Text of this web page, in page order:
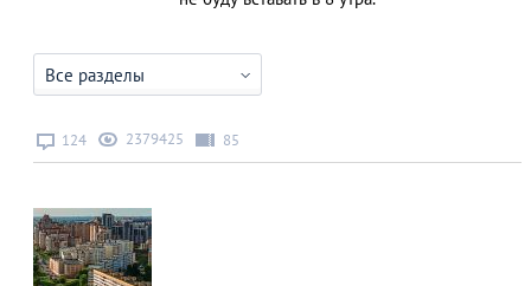
Все разделы
124 2379425 85